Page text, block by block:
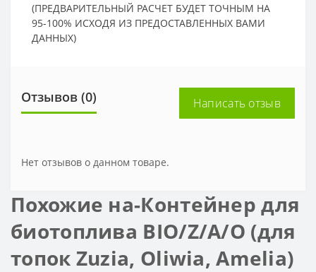
(ПРЕДВАРИТЕЛЬНЫЙ РАСЧЕТ БУДЕТ ТОЧНЫМ НА
95-100% ИСХОДЯ ИЗ ПРЕДОСТАВЛЕННЫХ ВАМИ
ДАННЫХ)
Отзывов (0) Написать отзыв
Нет отзывов о данном товаре.
Похожие на-Контейнер для
биотоплива BIO/Z/A/O (для
топок Zuzia, Oliwia, Amelia)